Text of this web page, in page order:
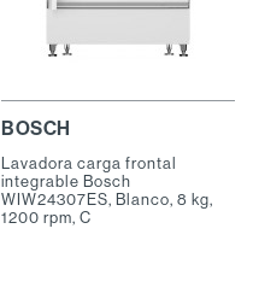
BOSCH
Lavadora carga frontal
integrable Bosch
WIW24307ES, Blanco, 8 kg,
1200 rpm, C